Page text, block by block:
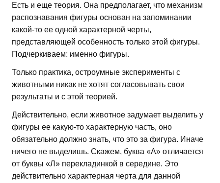
Есть и еще теория. Она предполагает, что механизм
распознавания фигуры основан на запоминании
какой-то ее одной характерной черты,
представляющей особенность только этой фигуры.
Подчеркиваем: именно фигуры.
Только практика, остроумные эксперименты с
животными никак не хотят согласовывать свои
результаты и с этой теорией.
Действительно, если животное задумает выделить у
фигуры ее какую-то характерную часть, оно
обязательно должно знать, что это за фигура. Иначе
ничего не выделишь. Скажем, буква «А» отличается
от буквы «Л» перекладинкой в середине. Это
действительно характерная черта для данной